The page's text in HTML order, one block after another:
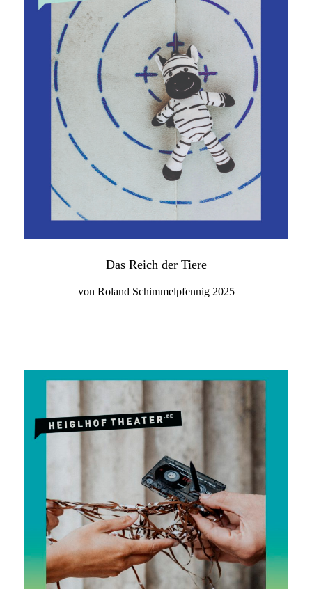
Das Reich der Tiere
von Roland Schimmelpfennig 2025